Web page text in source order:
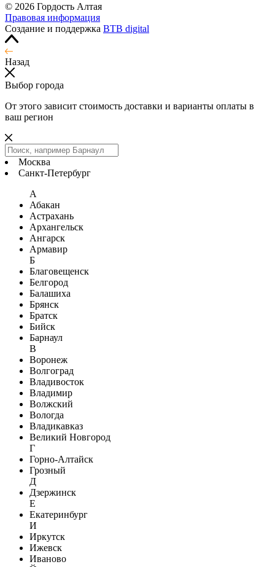
© 2026 Гордость Алтая
Правовая информация
Создание и поддержка BTB digital
Назад
Выбор города
От этого зависит стоимость доставки и варианты оплаты в
ваш регион
Москва
Санкт-Петербург
А
Абакан
Астрахань
Архангельск
Ангарск
Армавир
Б
Благовещенск
Белгород
Балашиха
Брянск
Братск
Бийск
Барнаул
В
Воронеж
Волгоград
Владивосток
Владимир
Волжский
Вологда
Владикавказ
Великий Новгород
Г
Горно-Алтайск
Грозный
Д
Дзержинск
Е
Екатеринбург
И
Иркутск
Ижевск
Иваново